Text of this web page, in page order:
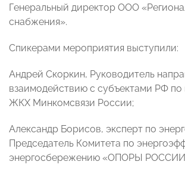
Генеральный директор ООО
снабжения».
Спикерами мероприятия выступили:
Андрей Скоркин, Руководитель
взаимодействию с субъектами РФ
ЖКХ Минкомсвязи России;
Александр Борисов, эксперт по
Председатель Комитета по
энергосбережению «ОПОРЫ